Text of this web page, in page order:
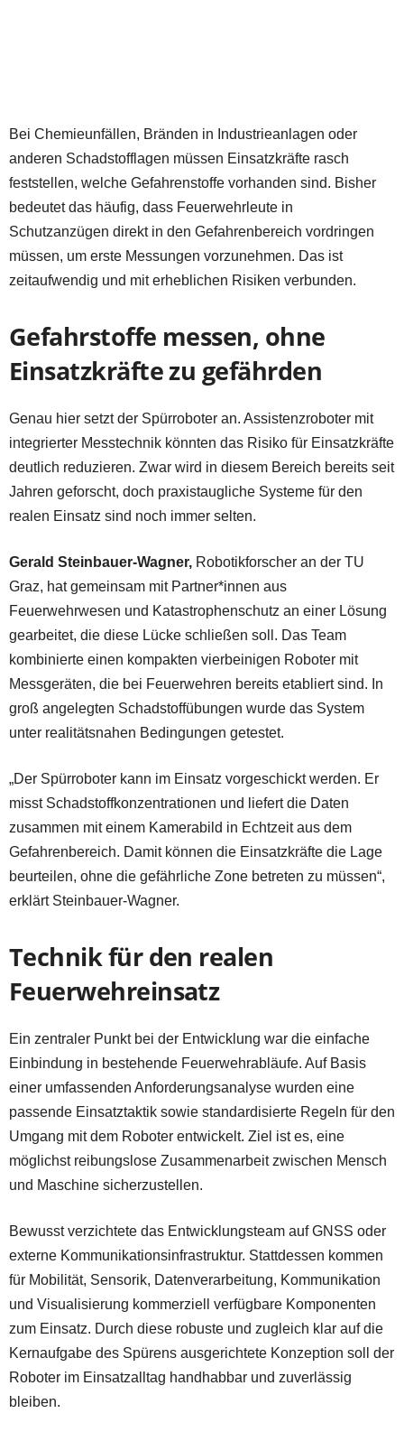
Bei Chemieunfällen, Bränden in Industrieanlagen oder
anderen Schadstofflagen müssen Einsatzkräfte rasch
feststellen, welche Gefahrenstoffe vorhanden sind. Bisher
bedeutet das häufig, dass Feuerwehrleute in
Schutzanzügen direkt in den Gefahrenbereich vordringen
müssen, um erste Messungen vorzunehmen. Das ist
zeitaufwendig und mit erheblichen Risiken verbunden.
Gefahrstoffe messen, ohne
Einsatzkräfte zu gefährden
Genau hier setzt der Spürroboter an. Assistenzroboter mit
integrierter Messtechnik könnten das Risiko für Einsatzkräfte
deutlich reduzieren. Zwar wird in diesem Bereich bereits seit
Jahren geforscht, doch praxistaugliche Systeme für den
realen Einsatz sind noch immer selten.
Gerald Steinbauer-Wagner, Robotikforscher an der TU
Graz, hat gemeinsam mit Partner*innen aus
Feuerwehrwesen und Katastrophenschutz an einer Lösung
gearbeitet, die diese Lücke schließen soll. Das Team
kombinierte einen kompakten vierbeinigen Roboter mit
Messgeräten, die bei Feuerwehren bereits etabliert sind. In
groß angelegten Schadstoffübungen wurde das System
unter realitätsnahen Bedingungen getestet.
„Der Spürroboter kann im Einsatz vorgeschickt werden. Er
misst Schadstoffkonzentrationen und liefert die Daten
zusammen mit einem Kamerabild in Echtzeit aus dem
Gefahrenbereich. Damit können die Einsatzkräfte die Lage
beurteilen, ohne die gefährliche Zone betreten zu müssen“,
erklärt Steinbauer-Wagner.
Technik für den realen
Feuerwehreinsatz
Ein zentraler Punkt bei der Entwicklung war die einfache
Einbindung in bestehende Feuerwehrabläufe. Auf Basis
einer umfassenden Anforderungsanalyse wurden eine
passende Einsatztaktik sowie standardisierte Regeln für den
Umgang mit dem Roboter entwickelt. Ziel ist es, eine
möglichst reibungslose Zusammenarbeit zwischen Mensch
und Maschine sicherzustellen.
Bewusst verzichtete das Entwicklungsteam auf GNSS oder
externe Kommunikationsinfrastruktur. Stattdessen kommen
für Mobilität, Sensorik, Datenverarbeitung, Kommunikation
und Visualisierung kommerziell verfügbare Komponenten
zum Einsatz. Durch diese robuste und zugleich klar auf die
Kernaufgabe des Spürens ausgerichtete Konzeption soll der
Roboter im Einsatzalltag handhabbar und zuverlässig
bleiben.